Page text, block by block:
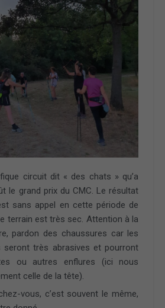
circuit dit « des chats » qu’a
le grand prix du CMC. Le résultat
sans appel en cette période de
terrain est très sec. Attention à la
pardon des chaussures car les
seront très abrasives et pourront
ou autres enflures (ici nous
celle de la tête).
vous, c’est souvent le même,